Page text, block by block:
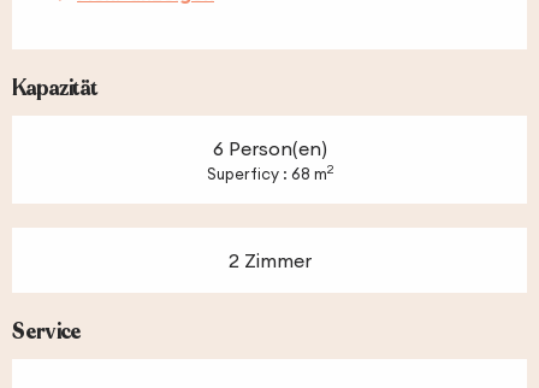
Kapazität
6 Person(en)
Superficy : 68 m2
2 Zimmer
Service